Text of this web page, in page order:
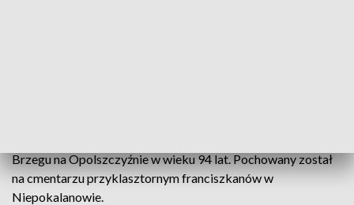
Brzegu na Opolszczyźnie w wieku 94 lat. Pochowany został
na cmentarzu przyklasztornym franciszkanów w
Niepokalanowie.